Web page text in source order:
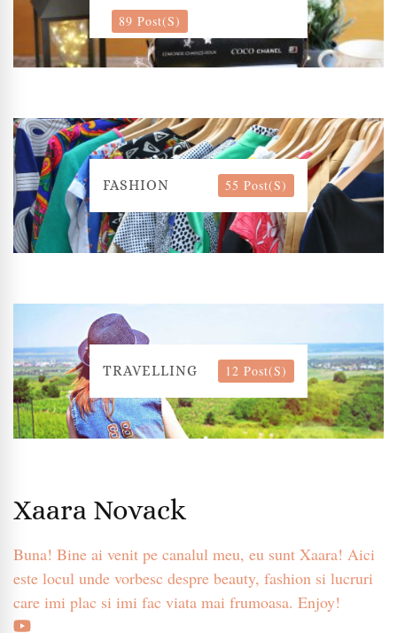
89 Post(s)
FASHION 55 Post(s)
TRAVELLING 12 Post(s)
Xaara Novack
Buna! Bine ai venit pe canalul meu, eu sunt Xaara! Aici
este locul unde vorbesc despre beauty, fashion si lucruri
care imi plac si imi fac viata mai frumoasa. Enjoy!